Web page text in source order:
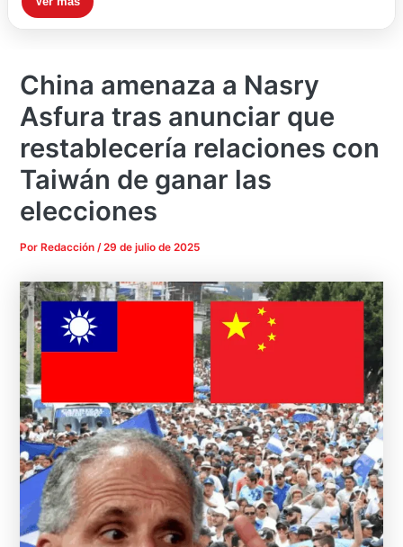
China amenaza a Nasry
Asfura tras anunciar que
restablecería relaciones con
Taiwán de ganar las
elecciones
Por Redacción/29 de julio de 2025